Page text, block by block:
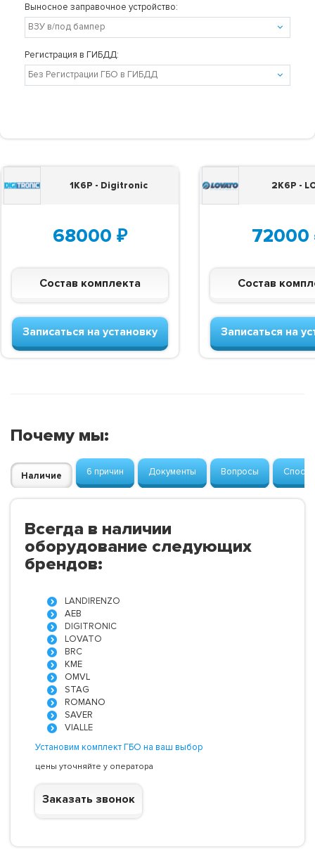
Выносное заправочное устройство:
Регистрация в ГИБДД:
1K6P - Digitronic
68000 ₽
Состав комплекта
Записаться на установку
2K6P -
72000
Состав
Записаться на
Почему мы:
Наличие 6 причин Документы Вопросы
Всегда в наличии
оборудование следующих
брендов:
LANDIRENZO
AEB
DIGITRONIC
LOVATO
BRC
KME
OMVL
STAG
ROMANO
SAVER
VIALLE
Установим комплект ГБО на ваш выбор
цены уточняйте у оператора
Заказать звонок